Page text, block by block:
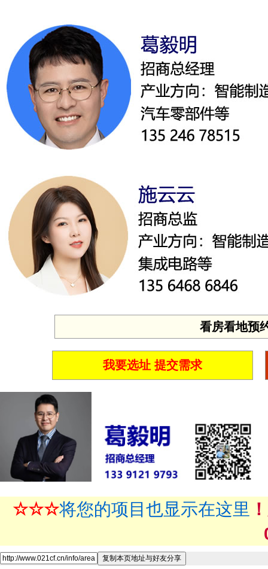
看房看地预
我要选址 提交需求
☆☆☆将您的项目也显示在这里